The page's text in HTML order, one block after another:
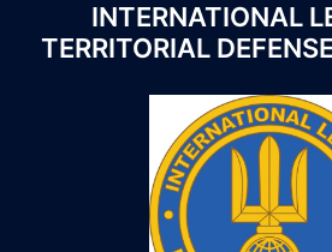
INTERNATIONAL
TERRITORIAL